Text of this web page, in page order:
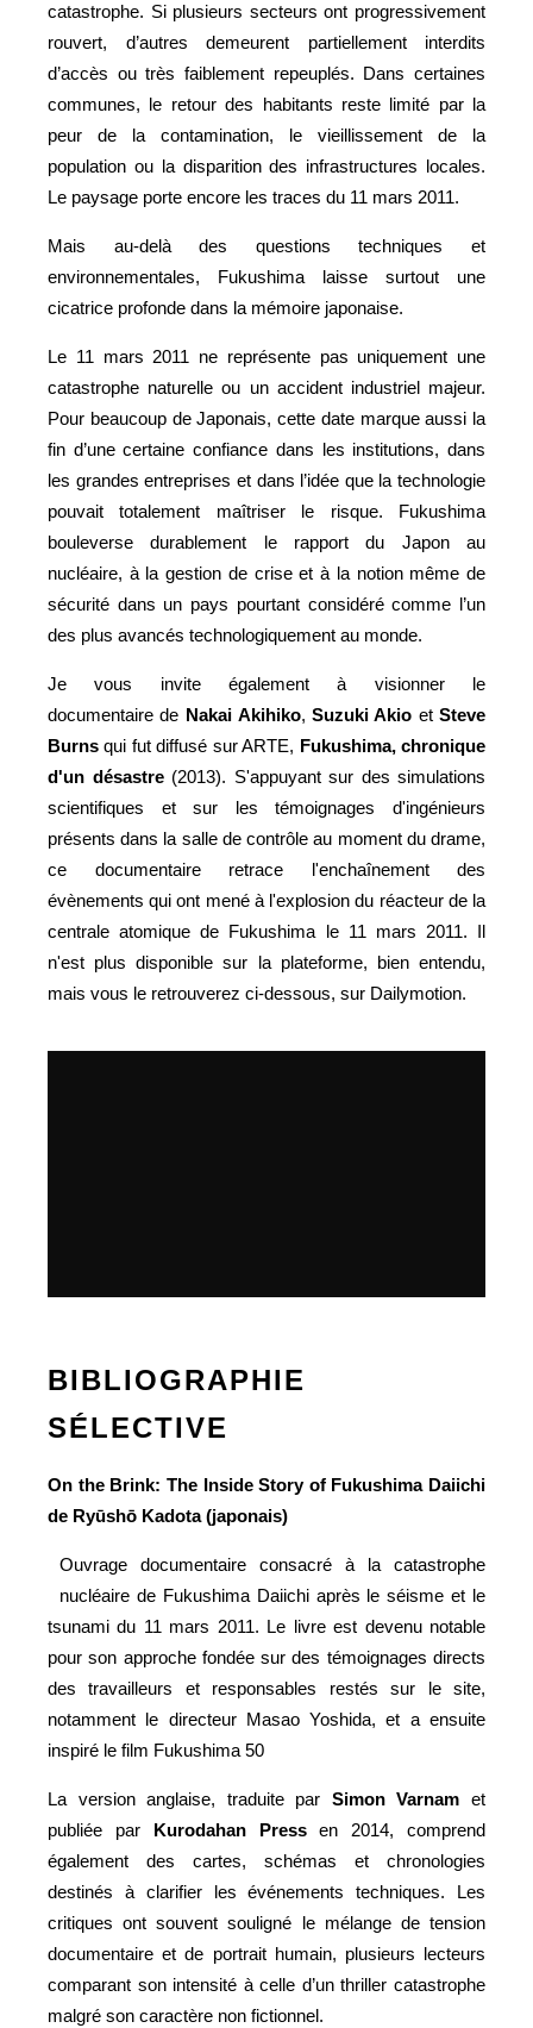
catastrophe. Si plusieurs secteurs ont progressivement
rouvert, d’autres demeurent partiellement interdits
d’accès ou très faiblement repeuplés. Dans certaines
communes, le retour des habitants reste limité par la
peur de la contamination, le vieillissement de la
population ou la disparition des infrastructures locales.
Le paysage porte encore les traces du 11 mars 2011.
Mais au-delà des questions techniques et
environnementales, Fukushima laisse surtout une
cicatrice profonde dans la mémoire japonaise.
Le 11 mars 2011 ne représente pas uniquement une
catastrophe naturelle ou un accident industriel majeur.
Pour beaucoup de Japonais, cette date marque aussi la
fin d’une certaine confiance dans les institutions, dans
les grandes entreprises et dans l’idée que la technologie
pouvait totalement maîtriser le risque. Fukushima
bouleverse durablement le rapport du Japon au
nucléaire, à la gestion de crise et à la notion même de
sécurité dans un pays pourtant considéré comme l’un
des plus avancés technologiquement au monde.
Je vous invite également à visionner le
documentaire de Nakai Akihiko,Suzuki Akio etSteve
Burns qui fut diffusé sur ARTE, Fukushima, chronique
d'un désastre(2013). S'appuyant sur des simulations
scientifiques et sur les témoignages d'ingénieurs
présents dans la salle de contrôle au moment du drame,
ce documentaire retrace l'enchaînement des
évènements qui ont mené à l'explosion du réacteur de la
centrale atomique de Fukushima le 11 mars 2011. Il
n'est plus disponible sur la plateforme, bien entendu,
mais vous le retrouverez ci-dessous, sur Dailymotion.
BIBLIOGRAPHIE
SÉLECTIVE
On the Brink: The Inside Story of Fukushima Daiichi
de Ryūshō Kadota (japonais)
Ouvrage documentaire consacré à la catastrophe
nucléaire de Fukushima Daiichi après le séisme et le
tsunami du 11 mars 2011. Le livre est devenu notable
pour son approche fondée sur des témoignages directs
des travailleurs et responsables restés sur le site,
notamment le directeur Masao Yoshida, et a ensuite
inspiré le film Fukushima 50
La version anglaise, traduite par Simon Varnam et
publiée par Kurodahan Pressen 2014, comprend
également des cartes, schémas et chronologies
destinés à clarifier les événements techniques. Les
critiques ont souvent souligné le mélange de tension
documentaire et de portrait humain, plusieurs lecteurs
comparant son intensité à celle d’un thriller catastrophe
malgré son caractère non fictionnel.